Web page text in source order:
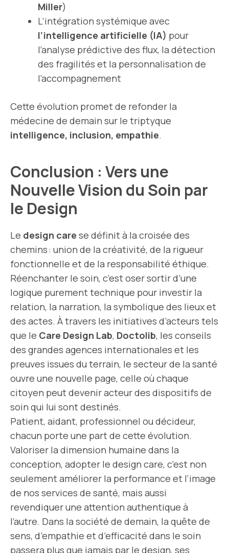
Miller)
L’intégration systémique avec
l’intelligence artificielle (IA) pour
l’analyse prédictive des flux, la détection
des fragilités et la personnalisation de
l’accompagnement
Cette évolution promet de refonder la
médecine de demain sur le triptyque
intelligence, inclusion, empathie.
Conclusion : Vers une
Nouvelle Vision du Soin par
le Design
Le design care se définit à la croisée des
chemins : union de la créativité, de la rigueur
fonctionnelle et de la responsabilité éthique.
Réenchanter le soin, c’est oser sortir d’une
logique purement technique pour investir la
relation, la narration, la symbolique des lieux et
des actes. À travers les initiatives d’acteurs tels
que le Care Design Lab, Doctolib, les conseils
des grandes agences internationales et les
preuves issues du terrain, le secteur de la santé
ouvre une nouvelle page, celle où chaque
citoyen peut devenir acteur des dispositifs de
soin qui lui sont destinés.
Patient, aidant, professionnel ou décideur,
chacun porte une part de cette évolution.
Valoriser la dimension humaine dans la
conception, adopter le design care, c’est non
seulement améliorer la performance et l’image
de nos services de santé, mais aussi
revendiquer une attention authentique à
l’autre. Dans la société de demain, la quête de
sens, d’empathie et d’efficacité dans le soin
passera plus que jamais par le design, ses